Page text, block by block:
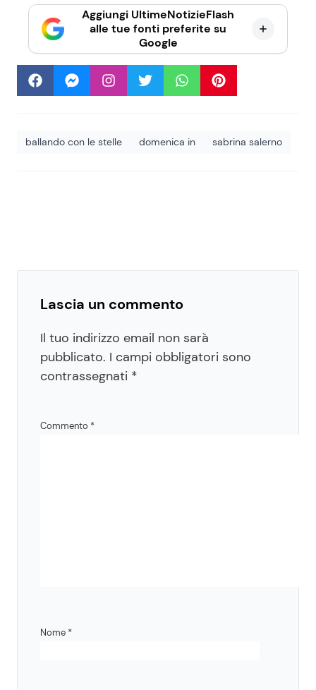
Aggiungi UltimeNotizieFlash
alle tue fonti preferite su
Google
ballando con le stelle domenica in sabrina salerno
Lascia un commento
Il tuo indirizzo email non sarà
pubblicato. I campi obbligatori sono
contrassegnati *
Commento *
Nome *